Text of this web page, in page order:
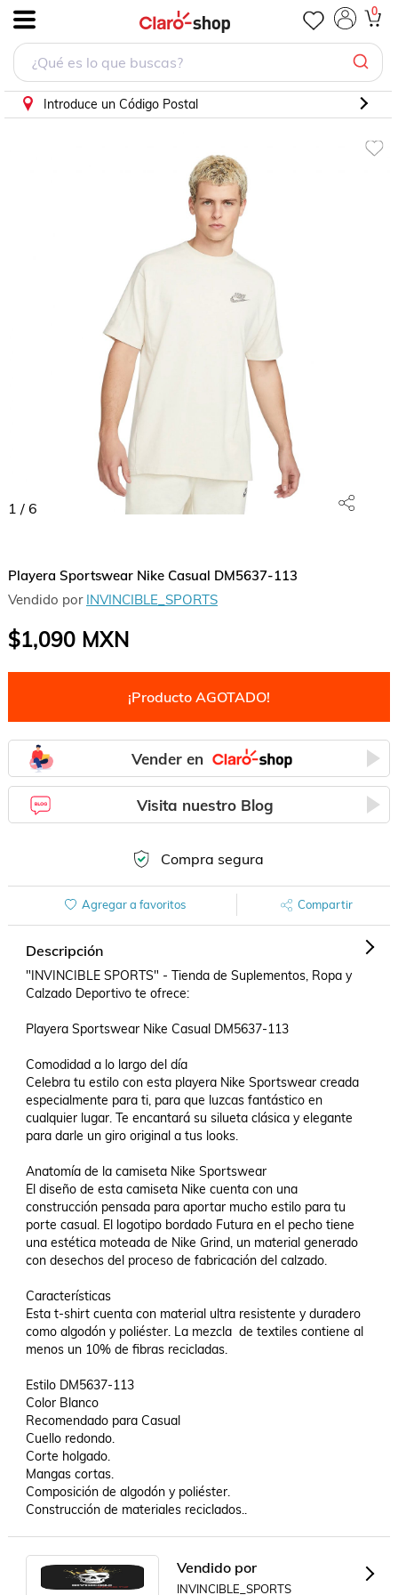
0
Introduce un Código Postal
1 / 6
Playera Sportswear Nike Casual DM5637-113
Vendido por INVINCIBLE_SPORTS
$1,090MXN
¡Producto AGOTADO!
Vender en
Visita nuestro Blog
Compra segura
Agregar a favoritos Compartir
Descripción
"INVINCIBLE SPORTS" - Tienda de Suplementos, Ropa y
Calzado Deportivo te ofrece:
Playera Sportswear Nike Casual DM5637-113
Comodidad a lo largo del día
Celebra tu estilo con esta playera Nike Sportswear creada
especialmente para ti, para que luzcas fantástico en
cualquier lugar. Te encantará su silueta clásica y elegante
para darle un giro original a tus looks.
Anatomía de la camiseta Nike Sportswear
El diseño de esta camiseta Nike cuenta con una
construcción pensada para aportar mucho estilo para tu
porte casual. El logotipo bordado Futura en el pecho tiene
una estética moteada de Nike Grind, un material generado
con desechos del proceso de fabricación del calzado.
Características
Esta t-shirt cuenta con material ultra resistente y duradero
como algodón y poliéster. La mezcla  de textiles contiene al
menos un 10% de fibras recicladas.
Estilo DM5637-113
Color Blanco
Recomendado para Casual
Cuello redondo.
Corte holgado.
Mangas cortas.
Composición de algodón y poliéster.
Construcción de materiales reciclados..
Vendido por
INVINCIBLE_SPORTS
Playera Sportswear Nike Casual DM5637-113